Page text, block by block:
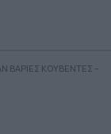
ΒΑΡΙΕΣ ΚΟΥΒΕΝΤΕΣ –